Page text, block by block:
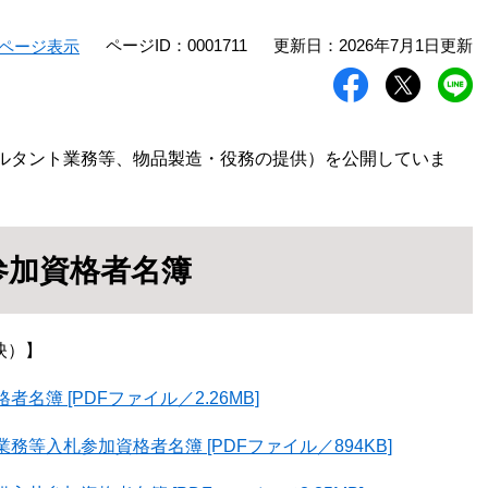
ージ表示 ページID：0001711 更新日：2026年7月1日更新
ント業務等、物品製造・役務の提供）を公開していま
資格者名簿
】
名簿 [PDFファイル／2.26MB]
等入札参加資格者名簿 [PDFファイル／894KB]